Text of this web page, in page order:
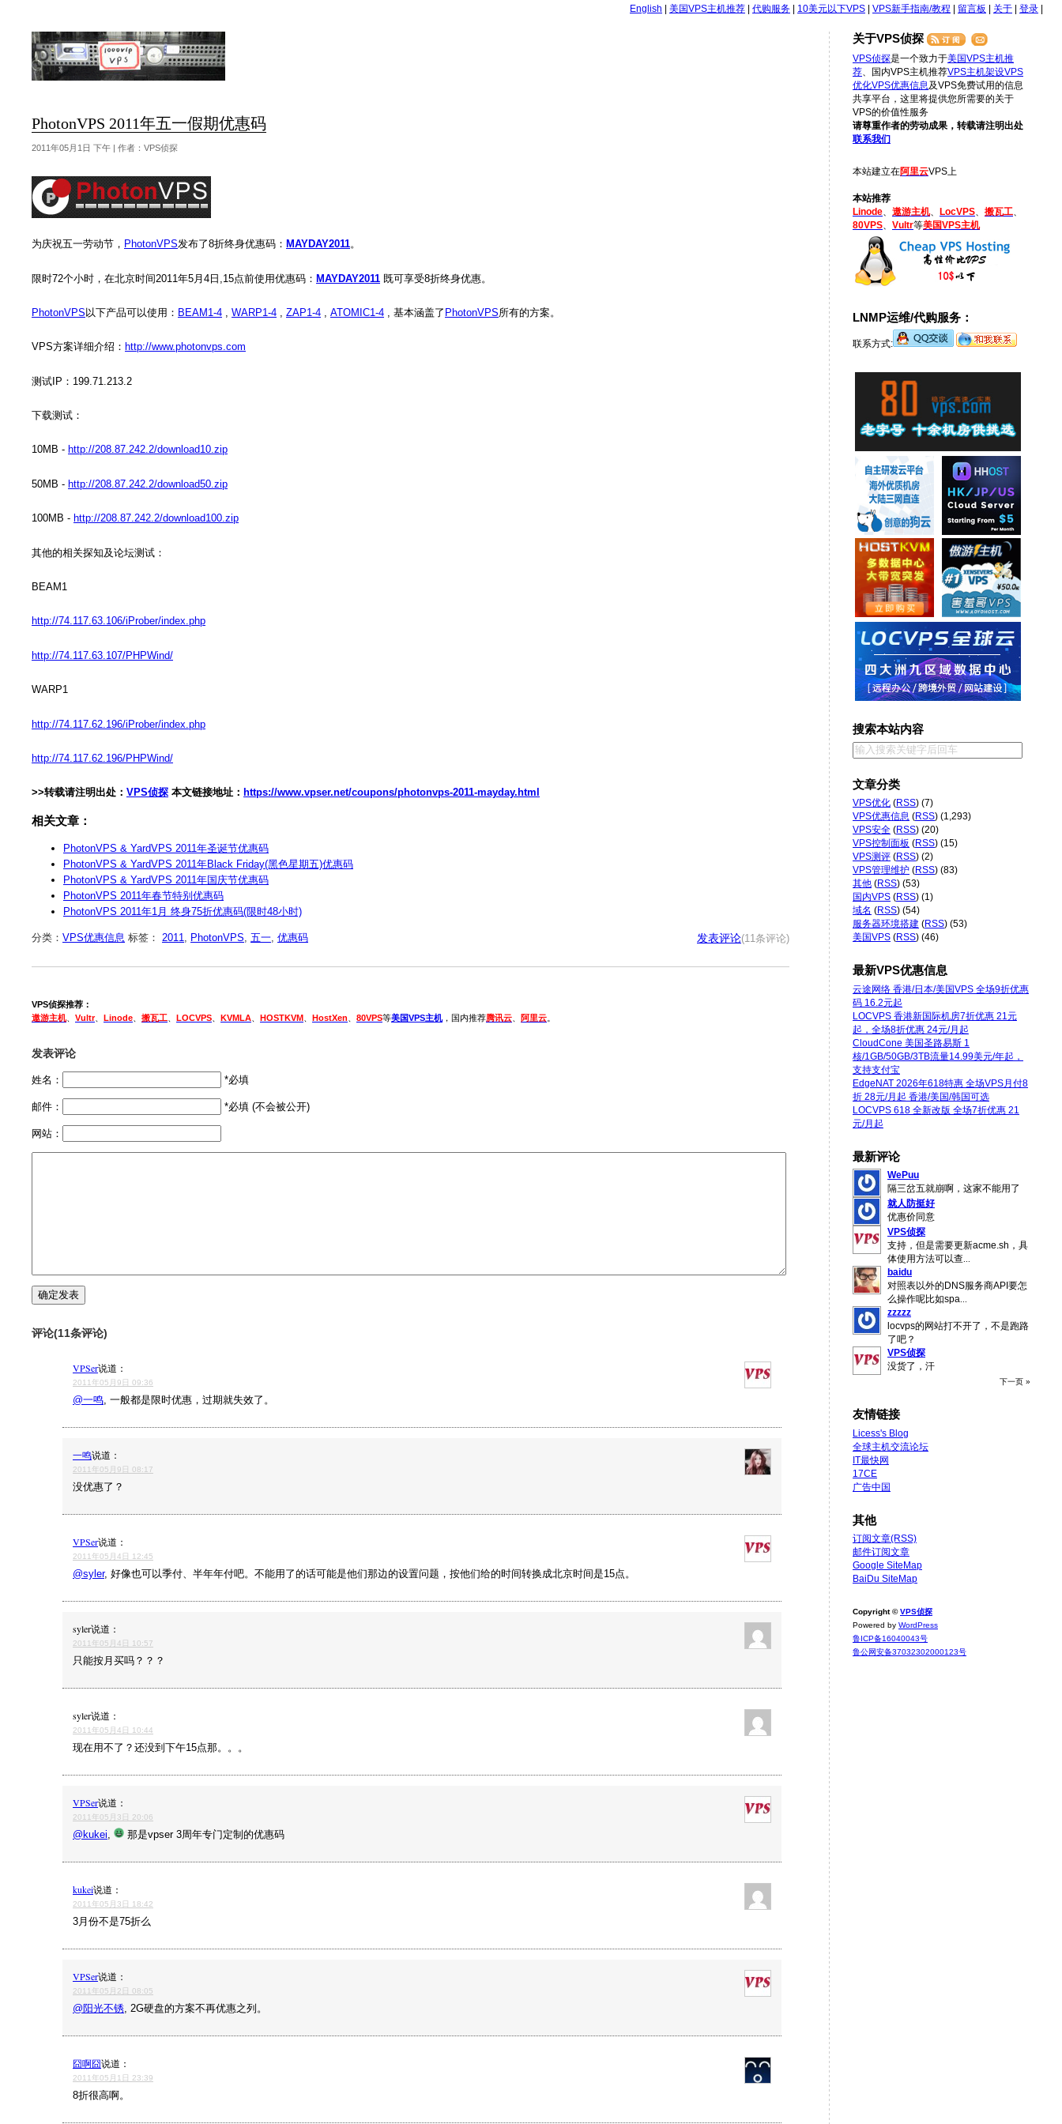
English 美国VPS主机推荐 代购服务 10美元以下VPS VPS新手指南/教程 留言板 关于 登录
PhotonVPS 2011年五一假期优惠码
2011年05月1日 下午 | 作者：VPS侦探
为庆祝五一劳动节， PhotonVPS发布了8折终身优惠码： MAYDAY2011。
限时72个小时，在北京时间2011年5月4日,15点前使用优惠码： MAYDAY2011 既可享受8折终身优惠。
PhotonVPS 以下产品可以使用： BEAM1-4 WARP1-4 ZAP1-4 ATOMIC1-4 , 基本涵盖了 PhotonVPS所有的方案。
VPS方案详细介绍： http://www.photonvps.com
测试IP：199.71.213.2
下载测试：
10MB - http://208.87.242.2/download10.zip
50MB - http://208.87.242.2/download50.zip
100MB - http://208.87.242.2/download100.zip
其他的相关探知及论坛测试：
BEAM1
http://74.117.63.106/iProber/index.php
http://74.117.63.107/PHPWind/
WARP1
http://74.117.62.196/iProber/index.php
http://74.117.62.196/PHPWind/
>>转载请注明出处： VPS侦探 本文链接地址： https://www.vpser.net/coupons/photonvps-2011-mayday.html
相关文章：
PhotonVPS & YardVPS 2011年圣诞节优惠码
PhotonVPS & YardVPS 2011年Black Friday(黑色星期五)优惠码
PhotonVPS & YardVPS 2011年国庆节优惠码
PhotonVPS 2011年春节特别优惠码
PhotonVPS 2011年1月 终身75折优惠码(限时48小时)
发表评论(11条评论)
分类： VPS优惠信息 标签： 2011 PhotonVPS 五一 优惠码
VPS侦探推荐：
遨游主机
Vultr、 Linode 搬瓦工 LOCVPS KVMLA HOSTKVM HostXen 80VPS等美国VPS主机 ，国内推荐腾讯云 阿里云。
发表评论
姓名： *必填
邮件： *必填 (不会被公开)
网站：
评论(11条评论)
VPSer说道：
2011年05月9日 09:36
@一鸣 , 一般都是限时优惠，过期就失效了。
一鸣说道：
2011年05月9日 08:17
没优惠了？
VPSer说道：
2011年05月4日 12:45
@syler, 好像也可以季付、半年年付吧。不能用了的话可能是他们那边的设置问题，按他们给的时间转换成北京时间是15点。
syler说道：
2011年05月4日 10:57
只能按月买吗？？？
syler说道：
2011年05月4日 10:44
现在用不了？还没到下午15点那。。。
VPSer说道：
2011年05月3日 20:06
@kukei 那是vpser 3周年专门定制的优惠码
kukei说道：
2011年05月3日 18:42
3月份不是75折么
VPSer说道：
2011年05月2日 08:05
@阳光不锈 , 2G硬盘的方案不再优惠之列。
囧啊囧说道：
2011年05月1日 23:39
8折很高啊。
关于VPS侦探
VPS侦探是一个致力于美国VPS主机推
荐 、国内VPS主机推荐VPS主机架设VPS
优化VPS优惠信息 及VPS免费试用的信息
共享平台，这里将提供您所需要的关于
VPS的价值性服务
请尊重作者的劳动成果，转载请注明出处
联系我们
本站建立在阿里云VPS上
本站推荐
Linode
遨游主机、 LocVPS 搬瓦工
80VPS
Vultr等美国VPS主机
LNMP运维/代购服务：
联系方式:
搜索本站内容
文章分类
VPS优化 (RSS) (7)
VPS优惠信息 (RSS) (1,293)
VPS安全 (RSS) (20)
VPS控制面板 (RSS) (15)
VPS测评 (RSS) (2)
VPS管理维护 (RSS) (83)
其他 (RSS) (53)
国内VPS (RSS) (1)
域名 (RSS) (54)
服务器环境搭建 (RSS) (53)
美国VPS (RSS) (46)
最新VPS优惠信息
云途网络 香港/日本/美国VPS 全场9折优惠
码 16.2元起
LOCVPS 香港新国际机房7折优惠 21元
起，全场8折优惠 24元/月起
CloudCone 美国圣路易斯 1
核/1GB/50GB/3TB流量14.99美元/年起，
支持支付宝
EdgeNAT 2026年618特惠 全场VPS月付8
折 28元/月起 香港/美国/韩国可选
LOCVPS 618 全新改版 全场7折优惠 21
元/月起
最新评论
WePuu
隔三岔五就崩啊，这家不能用了
就人防挺好
优惠价同意
VPS侦探
支持，但是需要更新acme.sh，具
体使用方法可以查
baidu
对照表以外的DNS服务商API要怎
么操作呢比如spa
zzzzz
locvps的网站打不开了，不是跑路
了吧？
VPS侦探
没货了，汗
下一页 »
友情链接
Licess's Blog
全球主机交流论坛
IT最快网
17CE
广告中国
其他
订阅文章(RSS)
邮件订阅文章
Google SiteMap
BaiDu SiteMap
Copyright ©VPS侦探
Powered by WordPress
鲁ICP备16040043号
鲁公网安备37032302000123号